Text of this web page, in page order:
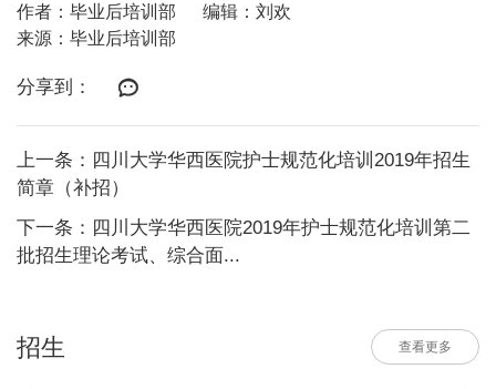
作者：毕业后培训部
编辑：刘欢
来源：毕业后培训部
分享到：
上一条：四川大学华西医院护士规范化培训2019年招生
简章（补招）
下一条：四川大学华西医院2019年护士规范化培训第二
批招生理论考试、综合面...
招生 查看更多